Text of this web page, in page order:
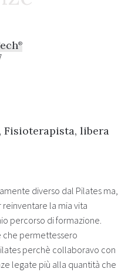
®
Fisioterapista, libera
diverso dal Pilates ma,
la mia vita
percorso di formazione.
che permettessero
perchè collaboravo con
legate più alla quantità che